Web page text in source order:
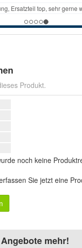
Produkt.
noch keine
Sie jetzt eine
mehr!